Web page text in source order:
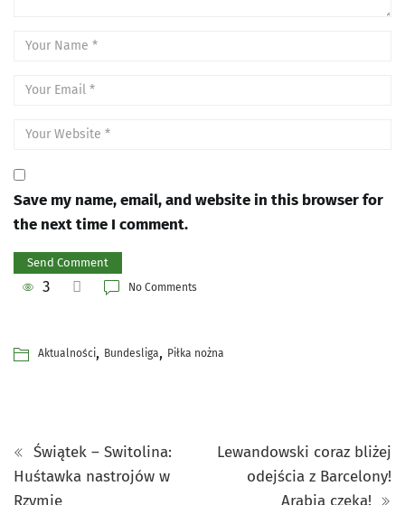
Save my name, email, and website in this browser for
the next time I comment.
3 No Comments
Aktualności, Bundesliga, Piłka nożna
Świątek – Switolina:
Huśtawka nastrojów w
Rzymie
Lewandowski coraz bliżej
odejścia z Barcelony!
Arabia czeka!